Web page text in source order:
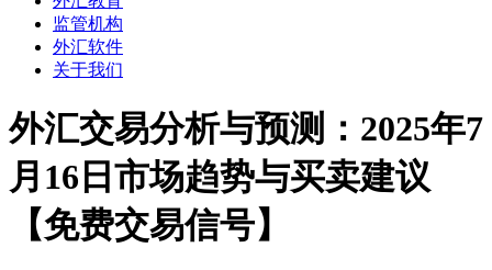
监管机构
外汇软件
关于我们
外汇交易分析与预测：2025年7
月16日市场趋势与买卖建议
【免费交易信号】